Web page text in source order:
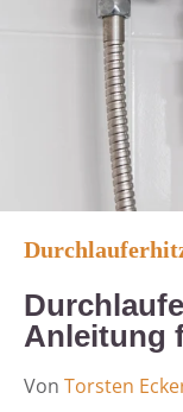
Anleitung
Von Torsten